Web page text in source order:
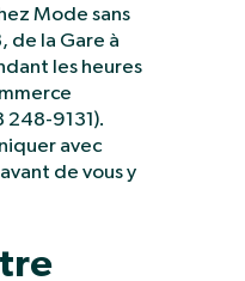
Mode sans
de la Gare à
les heures
9131).
avec
de vous y